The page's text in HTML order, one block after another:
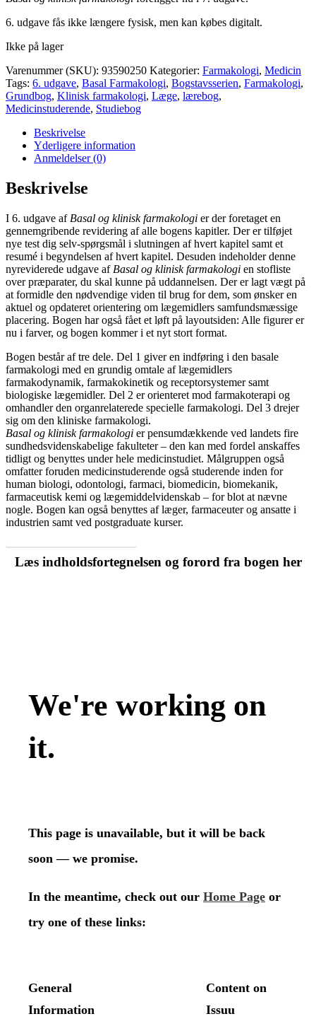
6. udgave fås ikke længere fysisk, men kan købes digitalt.
Ikke på lager
Varenummer (SKU): 93590250 Kategorier: Farmakologi, Medicin
Tags: 6. udgave, Basal Farmakologi, Bogstavsserien, Farmakologi,
Grundbog, Klinisk farmakologi, Læge, lærebog,
Medicinstuderende, Studiebog
Beskrivelse
Yderligere information
Anmeldelser (0)
Beskrivelse
I 6. udgave af Basal og klinisk farmakologi er der foretaget en
gennemgribende revidering af alle bogens kapitler. Der er tilføjet
nye test dig selv-spørgsmål i slutningen af hvert kapitel samt et
resumé i begyndelsen af hvert kapitel. Desuden indeholder denne
nyreviderede udgave af Basal og klinisk farmakologi en stofliste
over præparater, du skal kunne på uddannelsen. Der er lagt vægt på
at formidle den nødvendige viden til brug for dem, som ønsker en
aktuel og opdateret orientering om lægemidlers samfundsmæssige
placering. Bogen har også fået et løft på layoutsiden: Alle figurer er
nu i farver, og bogen kommer i et nyt stort format.
Bogen består af tre dele. Del 1 giver en indføring i den basale
farmakologi med en grundig omtale af lægemidlers
farmakodynamik, farmakokinetik og receptorsystemer samt
biologiske lægemidler. Del 2 er orienteret mod farmakoterapi og
omhandler den organrelaterede specielle farmakologi. Del 3 drejer
sig om den kliniske farmakologi.
Basal og klinisk farmakologi er pensumdækkende ved landets fire
sundhedsvidenskabelige fakulteter – den kan med fordel anskaffes
tidligt og benyttes under hele medicinstudiet. Målgruppen også
omfatter foruden medicinstuderende også studerende inden for
human biologi, odontologi, farmaci, biomedicin, biomekanik,
farmaceutisk kemi og lægemiddelvidenskab – for blot at nævne
nogle. Bogen kan også benyttes af læger, farmaceuter og ansatte i
industrien samt ved postgraduate kurser.
Læs indholdsfortegnelsen og forord fra bogen her